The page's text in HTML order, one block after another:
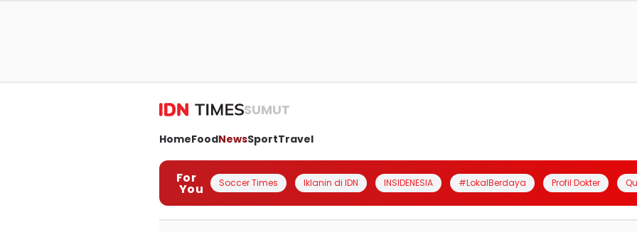
SUMUT
HomeFoodNewsSportTravel
For
You Soccer Times Iklanin di IDN INSIDENESIA #LokalBerdaya Profil Dokter